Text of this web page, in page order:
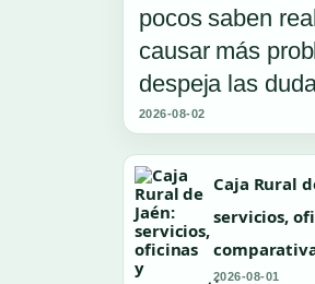
pocos saben
causar más
despeja las
2026-08-02
Caja Rural
servicios,
2026-08-01